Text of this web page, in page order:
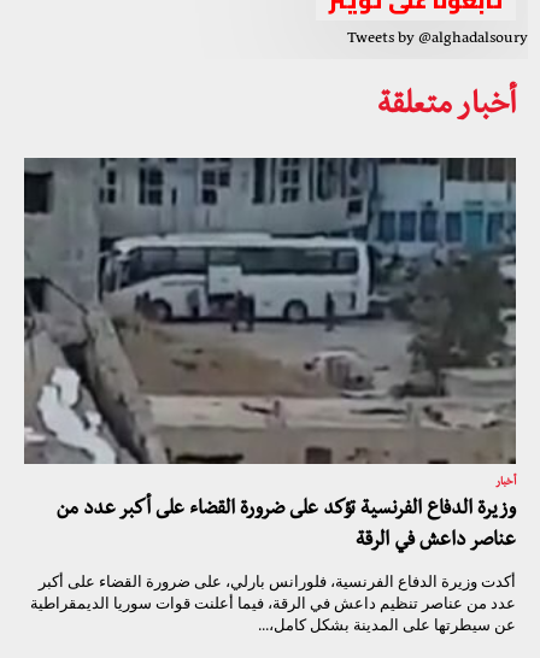
Tweets by @alghadalsoury
أخبار متعلقة
أخبار
وزيرة الدفاع الفرنسية تؤكد على ضرورة القضاء على أكبر عدد من
عناصر داعش في الرقة
أكدت وزيرة الدفاع الفرنسية، فلورانس بارلي، على ضرورة القضاء على أكبر
عدد من عناصر تنظيم داعش في الرقة، فيما أعلنت قوات سوريا الديمقراطية
عن سيطرتها على المدينة بشكل كامل،...